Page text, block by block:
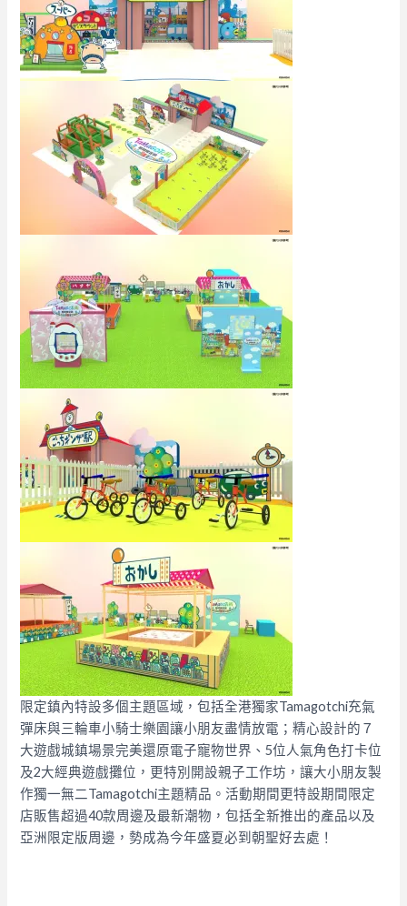
限定鎮內特設多個主題區域，包括全港獨家Tamagotchi充氣
彈床與三輪車小騎士樂園讓小朋友盡情放電；精心設計的７
大遊戲城鎮場景完美還原電子寵物世界、5位人氣角色打卡位
及2大經典遊戲攤位，更特別開設親子工作坊，讓大小朋友製
作獨一無二Tamagotchi主題精品。活動期間更特設期間限定
店販售超過40款周邊及最新潮物，包括全新推出的產品以及
亞洲限定版周邊，勢成為今年盛夏必到朝聖好去處！